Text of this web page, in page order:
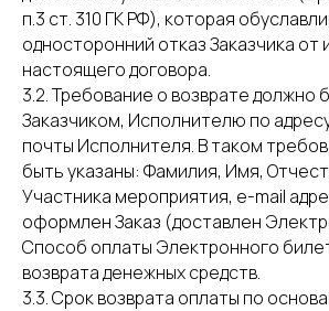
п.3 ст. 310 ГК РФ), которая
односторонний отказ Заказчика от
настоящего договора.
3.2. Требование о возврате должно
Заказчиком, Исполнителю по
почты Исполнителя. В таком
быть указаны: Фамилия, Имя,
Участника мероприятия, e-mail
оформлен Заказ (доставлен
Способ оплаты Электронного
возврата денежных средств.
3.3. Срок возврата оплаты по